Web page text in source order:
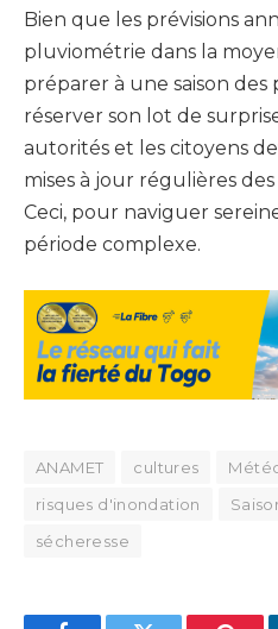
Bien que les prévisions
pluviométrie dans la
préparer à une saison
réserver son lot de
autorités et les citoyens
mises à jour régulières
Ceci, pour naviguer
période complexe.
ANAMET cultures
risques d'inondation
sécheresse